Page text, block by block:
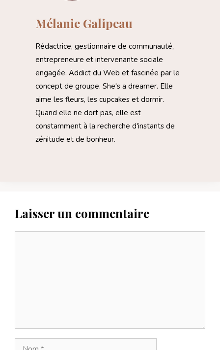
Mélanie Galipeau
Rédactrice, gestionnaire de communauté,
entrepreneure et intervenante sociale
engagée. Addict du Web et fascinée par le
concept de groupe. She's a dreamer. Elle
aime les fleurs, les cupcakes et dormir.
Quand elle ne dort pas, elle est
constamment à la recherche d'instants de
zénitude et de bonheur.
Laisser un commentaire
Nom